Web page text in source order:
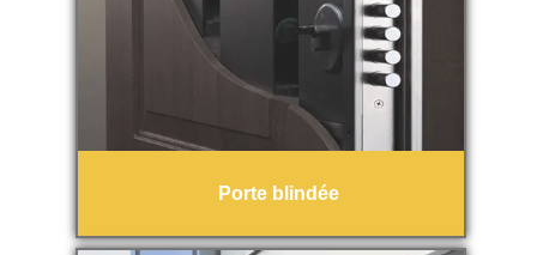
Porte blindée